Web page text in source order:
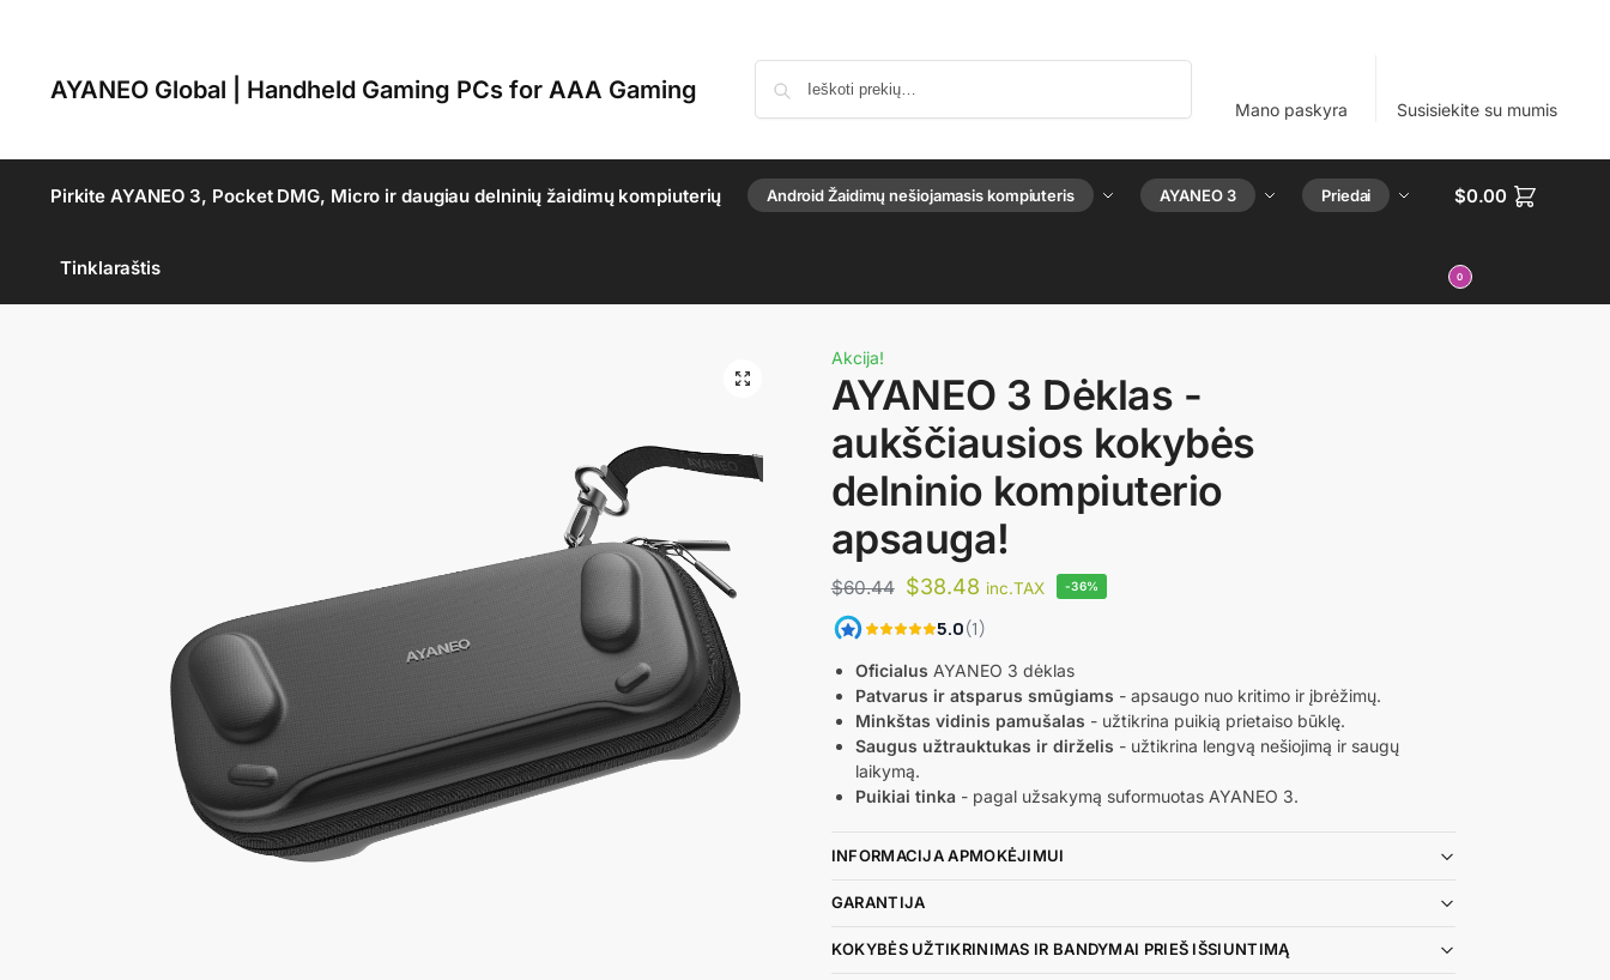
AYANEO Global | Handheld Gaming PCs for AAA Gaming
Mano paskyra Susisiekite su mumis
Pirkite AYANEO 3, Pocket DMG, Micro ir daugiau delninių žaidimų kompiuterių Android Žaidimų nešiojamasis kompiuteris AYANEO 3 Priedai
Tinklaraštis
$0.00
0
Akcija!
AYANEO 3 Dėklas -
aukščiausios kokybės
delninio kompiuterio
apsauga!
$60.44 $38.48 inc.TAX -36%
Oficialus AYANEO 3 dėklas
Patvarus ir atsparus smūgiams - apsaugo nuo kritimo ir įbrėžimų.
Minkštas vidinis pamušalas - užtikrina puikią prietaiso būklę.
Saugus užtrauktukas ir dirželis - užtikrina lengvą nešiojimą ir saugų
laikymą.
Puikiai tinka - pagal užsakymą suformuotas AYANEO 3.
INFORMACIJA APMOKĖJIMUI
GARANTIJA
KOKYBĖS UŽTIKRINIMAS IR BANDYMAI PRIEŠ IŠSIUNTIMĄ